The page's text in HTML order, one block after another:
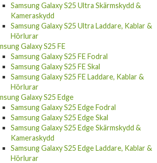
Samsung Galaxy S25 Ultra Skärmskydd &
Kameraskydd
Samsung Galaxy S25 Ultra Laddare, Kablar &
Hörlurar
Galaxy S25 FE
Samsung Galaxy S25 FE Fodral
Samsung Galaxy S25 FE Skal
Samsung Galaxy S25 FE Laddare, Kablar &
Hörlurar
Galaxy S25 Edge
Samsung Galaxy S25 Edge Fodral
Samsung Galaxy S25 Edge Skal
Samsung Galaxy S25 Edge Skärmskydd &
Kameraskydd
Samsung Galaxy S25 Edge Laddare, Kablar &
Hörlurar